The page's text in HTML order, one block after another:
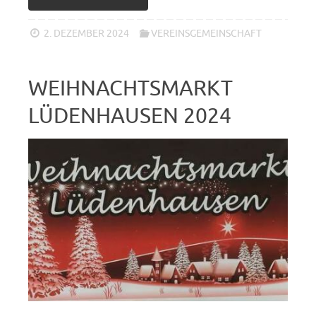
2. DEZEMBER 2024 VEREINSGEMEINSCHAFT
WEIHNACHTSMARKT
LÜDENHAUSEN 2024